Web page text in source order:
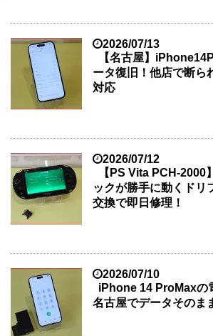
2026/07/13
【名古屋】
ータ復旧！他店で断ら
対応
2026/07/12
【PS Vita PCH-2000
ックが勝手に動くドリ
交換で即日修理！
2026/07/10
iPhone 14 ProMaxの
名古屋でデータそのま